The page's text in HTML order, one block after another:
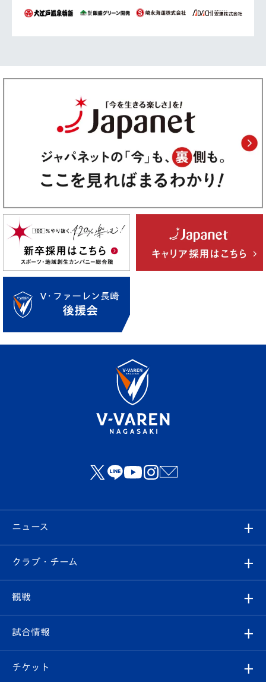
ニュース
すべて
クラブ
試合情報
クラブ・チーム
クラブ概要
観戦
観戦ルール
試合情報
試合日程/結果
チケット